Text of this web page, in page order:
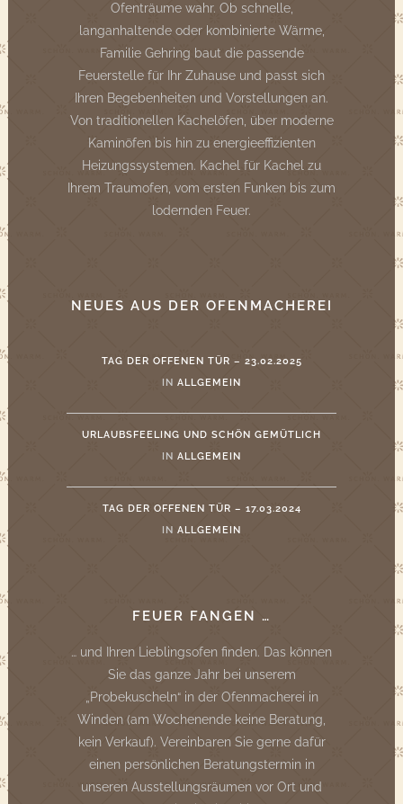
Ofenträume wahr. Ob schnelle,
langanhaltende oder kombinierte Wärme,
Familie Gehring baut die passende
Feuerstelle für Ihr Zuhause und passt sich
Ihren Begebenheiten und Vorstellungen an.
Von traditionellen Kachelöfen, über moderne
Kaminöfen bis hin zu energieeffizienten
Heizungssystemen. Kachel für Kachel zu
Ihrem Traumofen, vom ersten Funken bis zum
lodernden Feuer.
NEUES AUS DER OFENMACHEREI
TAG DER OFFENEN TÜR – 23.02.2025
IN ALLGEMEIN
URLAUBSFEELING UND SCHÖN GEMÜTLICH
IN ALLGEMEIN
TAG DER OFFENEN TÜR – 17.03.2024
IN ALLGEMEIN
FEUER FANGEN …
… und Ihren Lieblingsofen finden. Das können
Sie das ganze Jahr bei unserem
„Probekuscheln“ in der Ofenmacherei in
Winden (am Wochenende keine Beratung,
kein Verkauf). Vereinbaren Sie gerne dafür
einen persönlichen Beratungstermin in
unseren Ausstellungsräumen vor Ort und